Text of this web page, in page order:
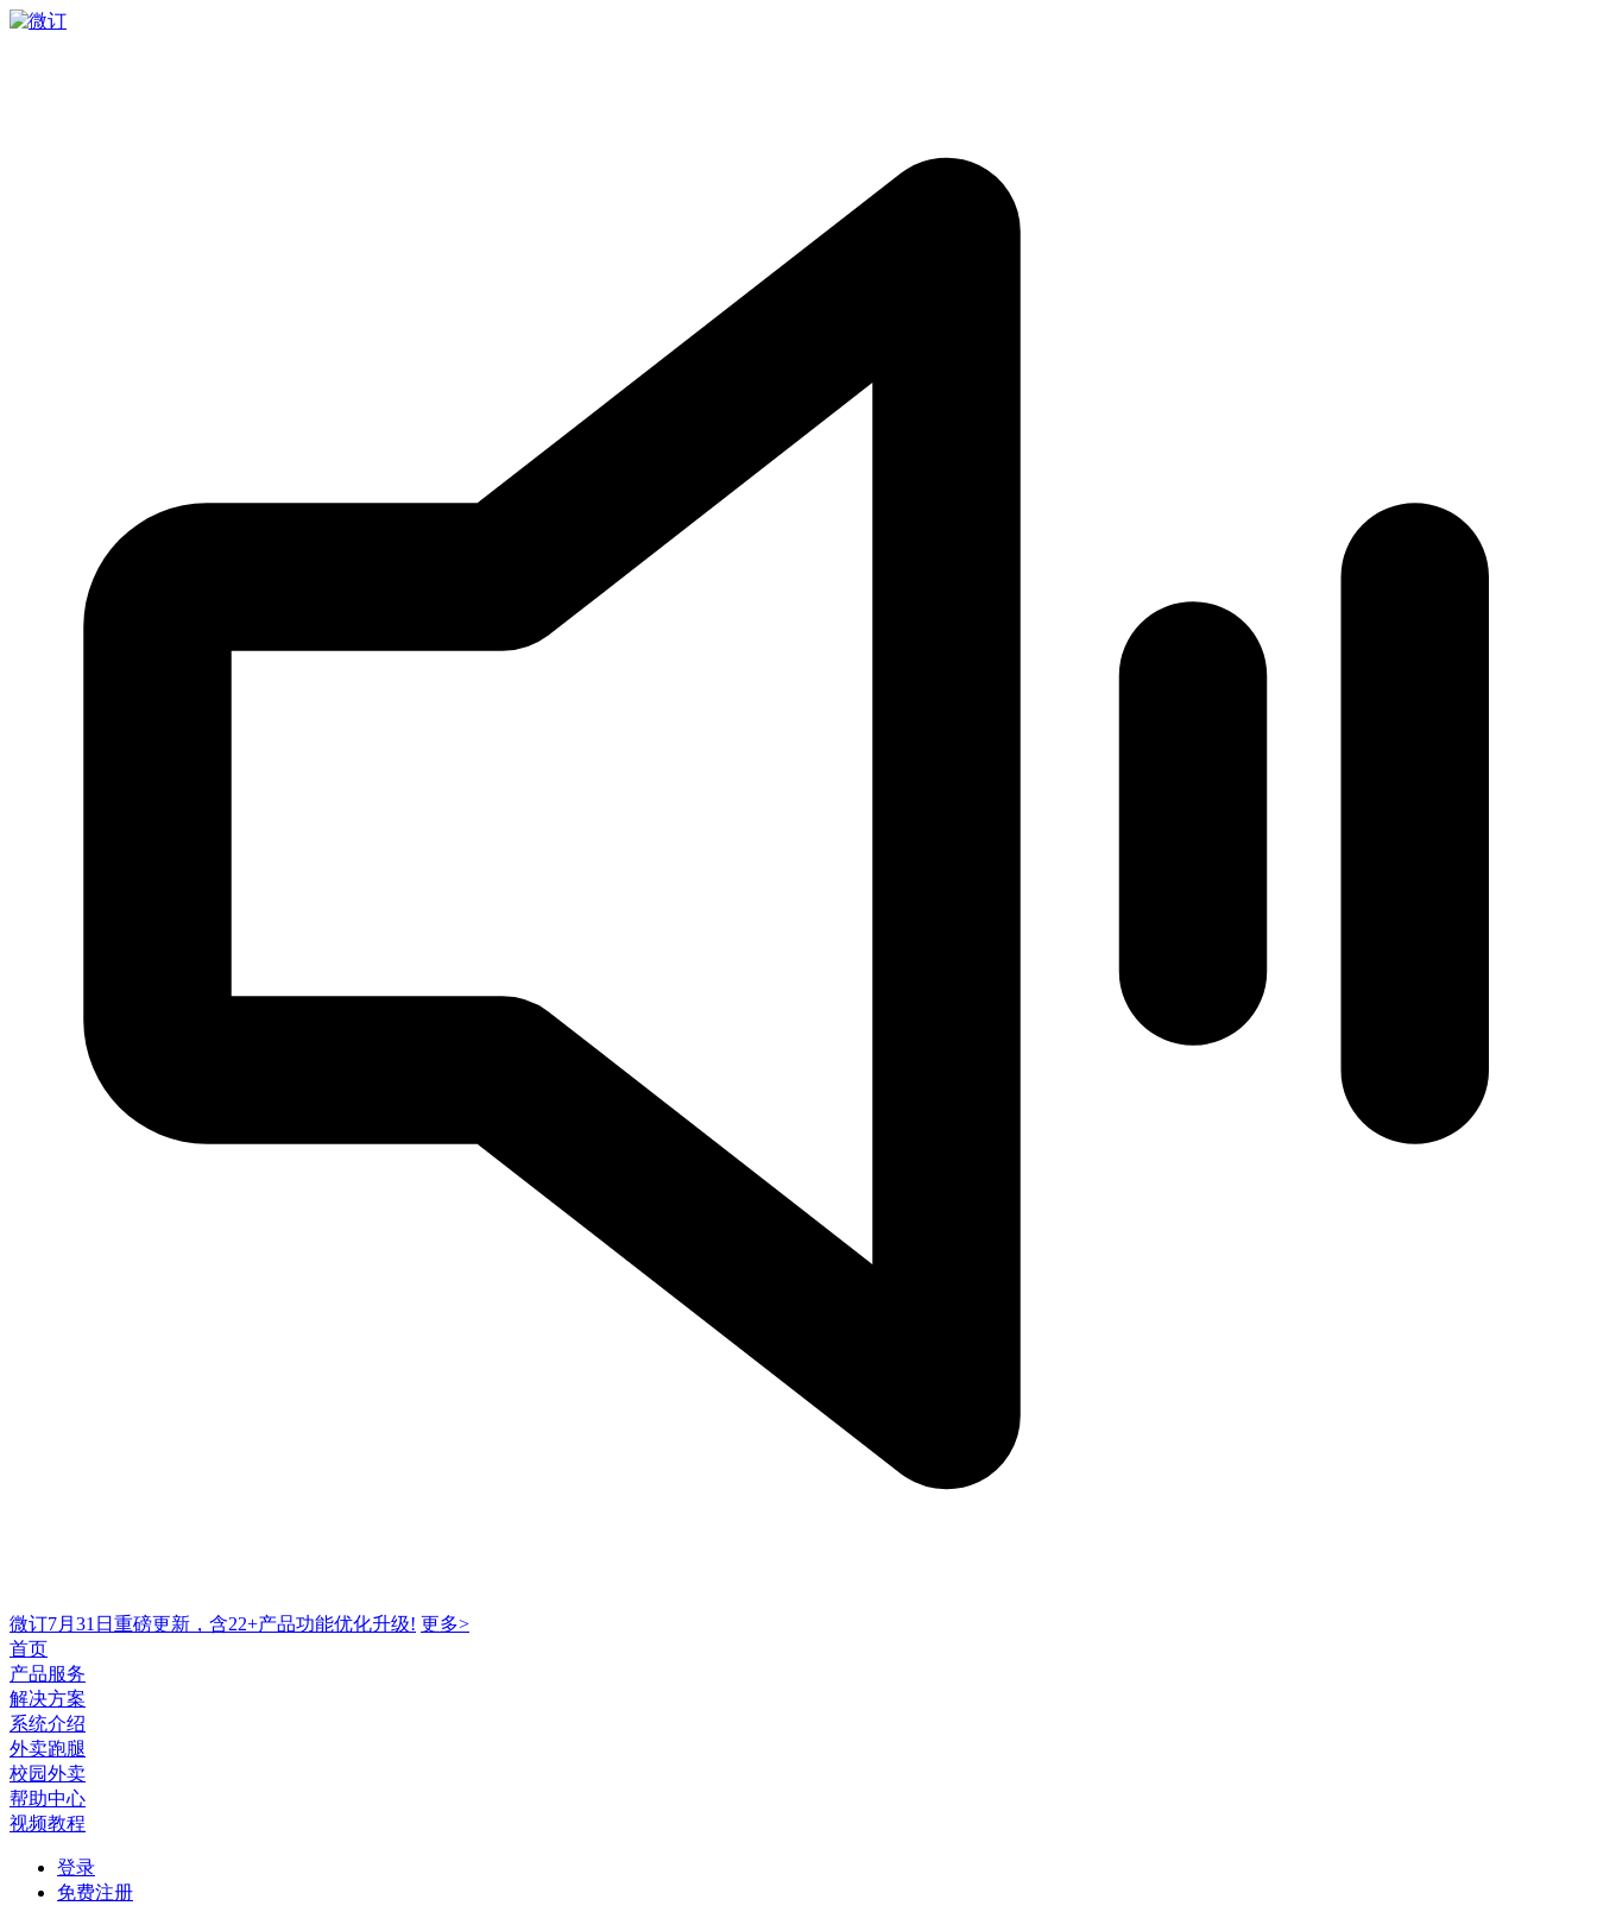
微订7月31日重磅更新，含22+产品功能优化升级! 更多>
首页
产品服务
解决方案
系统介绍
外卖跑腿
校园外卖
帮助中心
视频教程
登录
免费注册